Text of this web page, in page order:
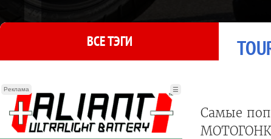
ВСЕ ТЭГИ
Реклама ☰
Самые